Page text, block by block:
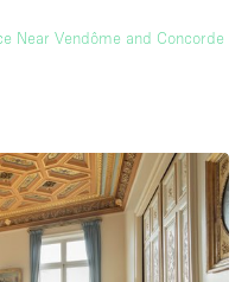
Near Vendôme and Concorde